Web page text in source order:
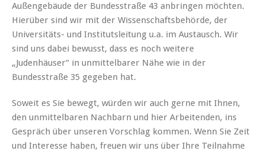
Außengebäude der Bundesstraße 43 anbringen möchten.
Hierüber sind wir mit der Wissenschaftsbehörde, der
Universitäts- und Institutsleitung u.a. im Austausch. Wir
sind uns dabei bewusst, dass es noch weitere
„Judenhäuser“ in unmittelbarer Nähe wie in der
Bundesstraße 35 gegeben hat.
Soweit es Sie bewegt, würden wir auch gerne mit Ihnen,
den unmittelbaren Nachbarn und hier Arbeitenden, ins
Gespräch über unseren Vorschlag kommen. Wenn Sie Zeit
und Interesse haben, freuen wir uns über Ihre Teilnahme